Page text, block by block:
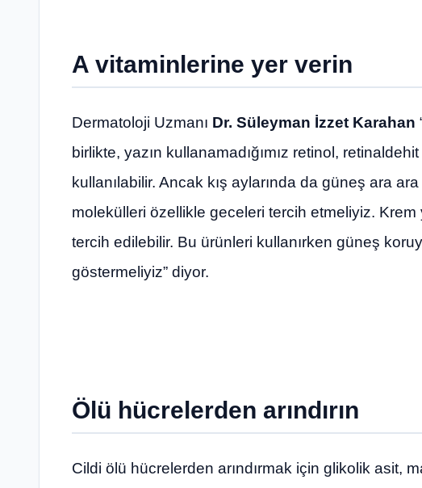
A vitaminlerine yer verin
Dermatoloji Uzmanı Dr. Süleyman İzzet Karahan
birlikte, yazın kullanamadığımız retinol,
kullanılabilir. Ancak kış aylarında da güneş ara
molekülleri özellikle geceleri tercih etmeliyiz.
tercih edilebilir. Bu ürünleri kullanırken güneş
göstermeliyiz” diyor.
Ölü hücrelerden arındırın
Cildi ölü hücrelerden arındırmak için glikolik asit,